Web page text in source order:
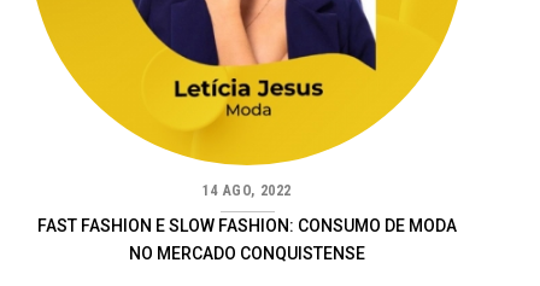
14 AGO, 2022
FAST FASHION E SLOW FASHION: CONSUMO DE MODA
NO MERCADO CONQUISTENSE